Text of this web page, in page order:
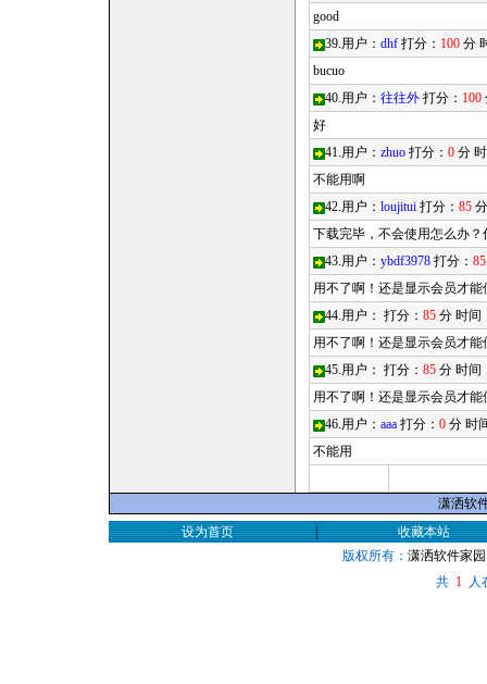
good
39.用户： dhf 打分： 100 分
bucuo
40.用户： 往往外 打分： 100
好
41.用户： zhuo 打分： 0 分
不能用啊
42.用户： loujitui 打分： 85
下载完毕，不会使用怎么办
43.用户： ybdf3978 打分： 85
用不了啊！还是显示会员才
44.用户： 打分： 85 分 时间
用不了啊！还是显示会员才
45.用户： 打分： 85 分 时间
用不了啊！还是显示会员才
46.用户： aaa 打分： 0 分 时
不能用
潇洒软
设为首页
|
收藏本站
版权所有： 潇洒软件家园
共
人